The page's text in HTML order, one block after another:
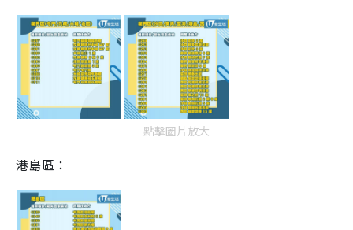
點擊圖片放大
港島區：